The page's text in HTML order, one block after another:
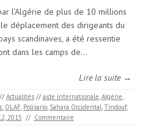
l’Algérie de plus de 10 millions
déplacement des dirigeants du
scandinaves, a été ressentie
dans les camps de…
Lire la suite →
// Actualités // aide internationale,Algérie,
, OLAF, Polisario, Sahara Occidental,Tindouf,
2015 // Commentaire